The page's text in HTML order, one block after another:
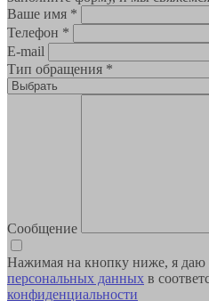
Ваше имя *
Телефон *
E-mail
Тип обращения *
Сообщение
Нажимая на кнопку ниже, я даю
персональных данных в
конфиденциальности